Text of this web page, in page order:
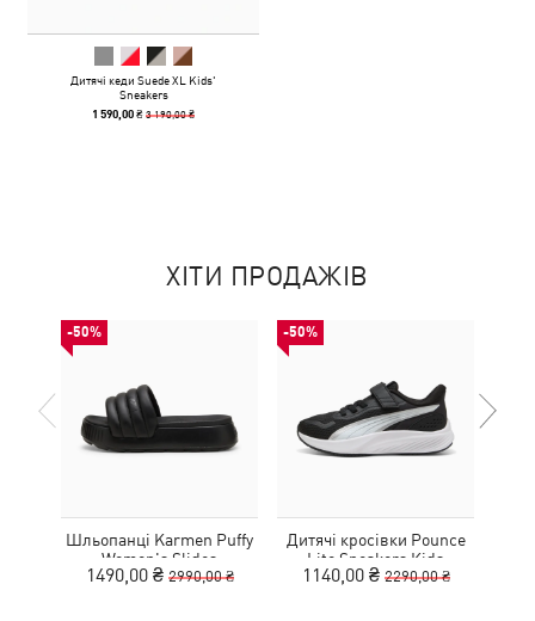
Дитячі кеди Suede XL Kids'
Sneakers
1 590,00 ₴3 190,00 ₴
ХІТИ ПРОДАЖІВ
-50%
Шльопанці Karmen Puffy
Women's Slides
1490,00 ₴ 2990,00 ₴
-50%
Дитячі кросівки Pounce
Lite Sneakers Kids
1140,00 ₴ 2290,00 ₴